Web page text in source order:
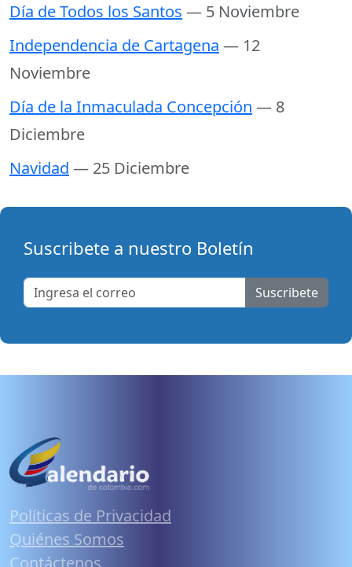
Día de Todos los Santos — 5 Noviembre
Independencia de Cartagena — 12
Noviembre
Día de la Inmaculada Concepción — 8
Diciembre
Navidad — 25 Diciembre
Suscribete a nuestro Boletín
Suscribete
Políticas de Privacidad
Quiénes Somos